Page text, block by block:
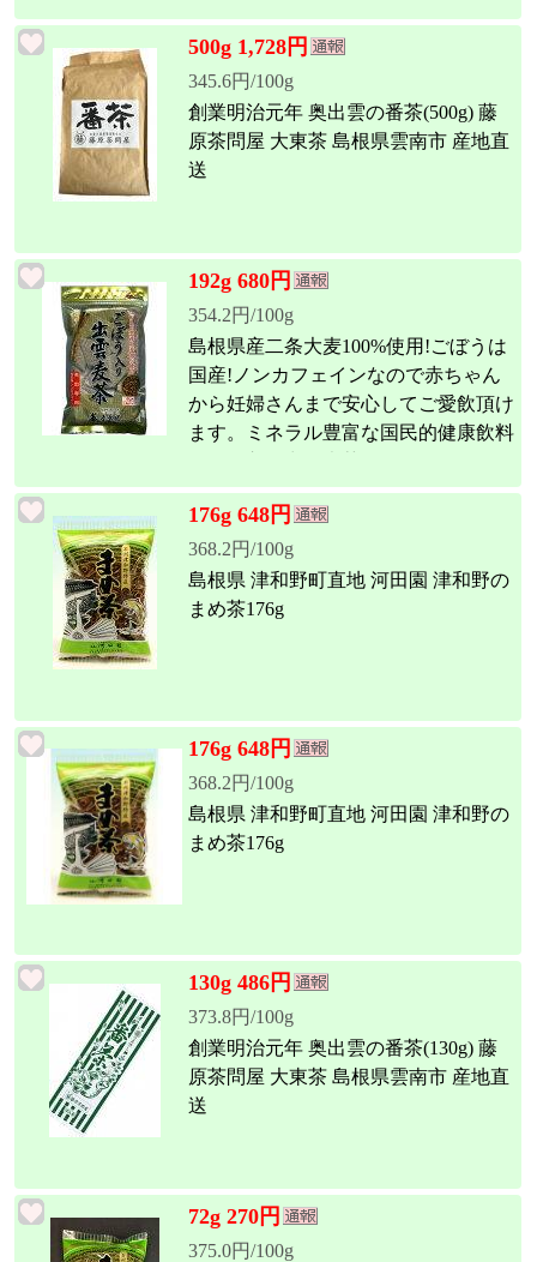
500g 1,728円
345.6円/100g
創業明治元年 奥出雲の番茶(500g) 藤
原茶問屋 大東茶 島根県雲南市 産地直
送
192g 680円
354.2円/100g
島根県産二条大麦100%使用!ごぼうは
国産!ノンカフェインなので赤ちゃん
から妊婦さんまで安心してご愛飲頂け
ます。ミネラル豊富な国民的健康飲料
176g 648円
368.2円/100g
島根県 津和野町直地 河田園 津和野の
まめ茶176g
176g 648円
368.2円/100g
島根県 津和野町直地 河田園 津和野の
まめ茶176g
130g 486円
373.8円/100g
創業明治元年 奥出雲の番茶(130g) 藤
原茶問屋 大東茶 島根県雲南市 産地直
送
72g 270円
375.0円/100g